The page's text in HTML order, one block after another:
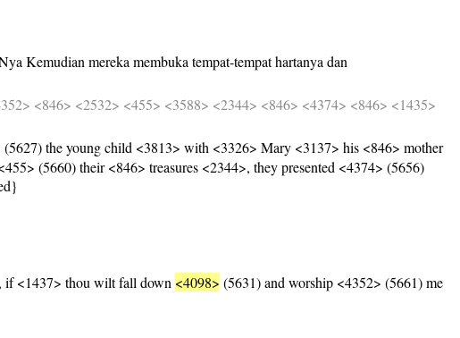
Kemudian mereka membuka tempat-tempathartanya dan
<846> <2532> <455> <3588> <2344> <846> <4374> <846> <1435>
the young child <3813> with <3326> Mary <3137> his <846> mother
(5660) their <846> treasures <2344>, they presented <4374> (5656)
if <1437> thou wilt fall down <4098> (5631) and worship <4352> (5661) me